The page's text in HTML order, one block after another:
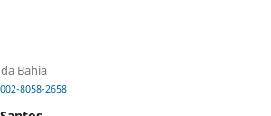
Bahia
8058-2658